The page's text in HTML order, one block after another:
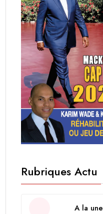
Rubriques Actu
A la une